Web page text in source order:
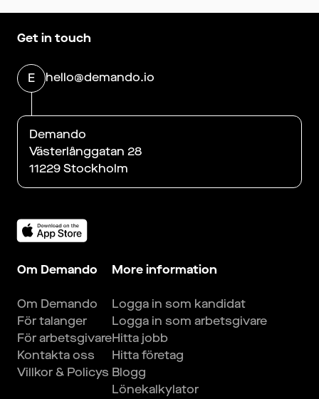
Get in touch
E hello@demando.io
Demando
Västerlånggatan 28
11229 Stockholm
Om Demando
Om Demando
För talanger
För arbetsgivare
Kontakta oss
Villkor & Policys
More information
Logga in som kandidat
Logga in som arbetsgivare
Hitta jobb
Hitta företag
Blogg
Lönekalkylator